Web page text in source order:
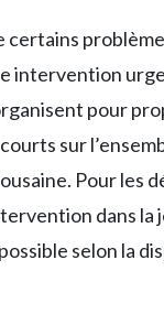
certains
intervention
pour
sur
Pour les
dans la
selon la